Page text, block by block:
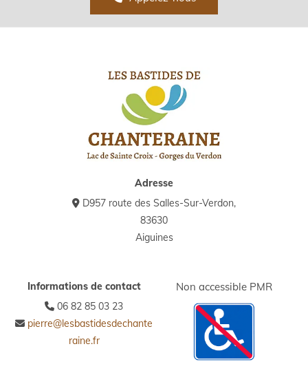
Adresse
 D957 route des Salles-Sur-Verdon,
83630
Aiguines
Informations de contact
 06 82 85 03 23
 pierre@lesbastidesdechante
raine.fr
Non accessible PMR